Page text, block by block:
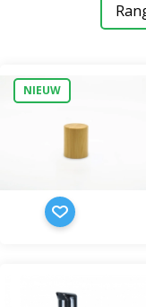
druppelaars
Sluitingen
op
NIEUW